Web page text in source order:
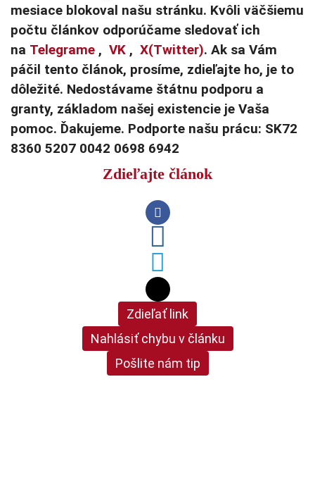
mesiace blokoval našu stránku. Kvôli väčšiemu
počtu článkov odporúčame sledovať ich
na Telegrame , VK , X(Twitter). Ak sa Vám
páčil tento článok, prosíme, zdieľajte ho, je to
dôležité. Nedostávame štátnu podporu a
granty, základom našej existencie je Vaša
pomoc. Ďakujeme. Podporte našu prácu: SK72
8360 5207 0042 0698 6942
Zdieľajte článok
Zdieľať link
Nahlásiť chybu v článku
Pošlite nám tip